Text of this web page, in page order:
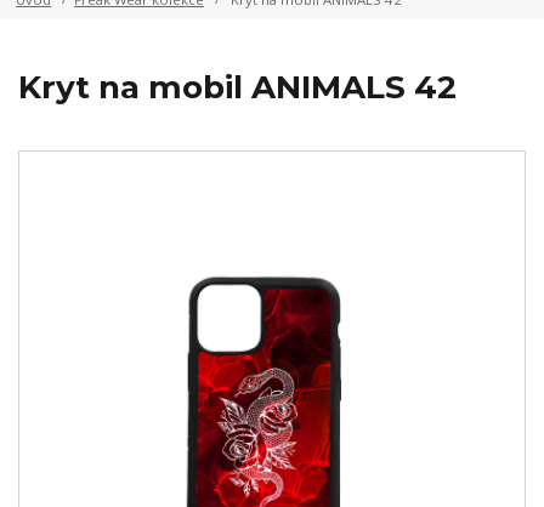
Kryt na mobil ANIMALS 42